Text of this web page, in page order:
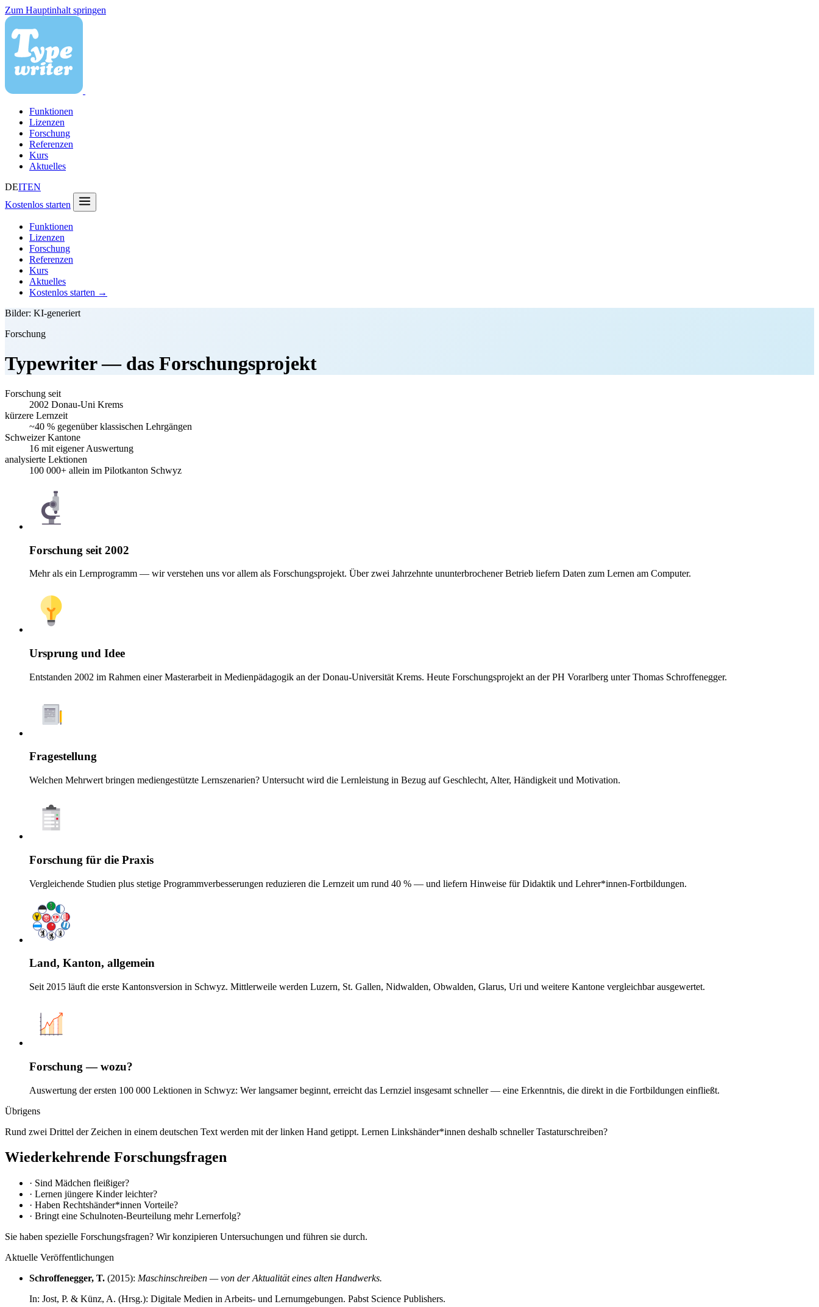
Zum Hauptinhalt springen
Funktionen
Lizenzen
Forschung
Referenzen
Kurs
Aktuelles
DEITEN
Kostenlos starten
Funktionen
Lizenzen
Forschung
Referenzen
Kurs
Aktuelles
Kostenlos starten →
Bilder: KI-generiert
Forschung
Typewriter — das Forschungsprojekt
Forschung seit
2002 Donau-Uni Krems
kürzere Lernzeit
~40 % gegenüber klassischen Lehrgängen
Schweizer Kantone
16 mit eigener Auswertung
analysierte Lektionen
100 000+ allein im Pilotkanton Schwyz
Forschung seit 2002
Mehr als ein Lernprogramm — wir verstehen uns vor allem als Forschungsprojekt. Über zwei Jahrzehnte ununterbrochener Betrieb liefern Daten zum Lernen am Computer.
Ursprung und Idee
Entstanden 2002 im Rahmen einer Masterarbeit in Medienpädagogik an der Donau-Universität Krems. Heute Forschungsprojekt an der PH Vorarlberg unter Thomas Schroffenegger.
Fragestellung
Welchen Mehrwert bringen mediengestützte Lernszenarien? Untersucht wird die Lernleistung in Bezug auf Geschlecht, Alter, Händigkeit und Motivation.
Forschung für die Praxis
Vergleichende Studien plus stetige Programmverbesserungen reduzieren die Lernzeit um rund 40 % — und liefern Hinweise für Didaktik und Lehrer*innen-Fortbildungen.
Land, Kanton, allgemein
Seit 2015 läuft die erste Kantonsversion in Schwyz. Mittlerweile werden Luzern, St. Gallen, Nidwalden, Obwalden, Glarus, Uri und weitere Kantone vergleichbar ausgewertet.
Forschung — wozu?
Auswertung der ersten 100 000 Lektionen in Schwyz: Wer langsamer beginnt, erreicht das Lernziel insgesamt schneller — eine Erkenntnis, die direkt in die Fortbildungen einfließt.
Übrigens
Rund zwei Drittel der Zeichen in einem deutschen Text werden mit der linken Hand getippt. Lernen Linkshänder*innen deshalb schneller Tastaturschreiben?
Wiederkehrende Forschungsfragen
· Sind Mädchen fleißiger?
· Lernen jüngere Kinder leichter?
· Haben Rechtshänder*innen Vorteile?
· Bringt eine Schulnoten-Beurteilung mehr Lernerfolg?
Sie haben spezielle Forschungsfragen? Wir konzipieren Untersuchungen und führen sie durch.
Aktuelle Veröffentlichungen
Schroffenegger, T. (2015): Maschinschreiben — von der Aktualität eines alten Handwerks.
In: Jost, P. & Künz, A. (Hrsg.): Digitale Medien in Arbeits- und Lernumgebungen. Pabst Science Publishers.